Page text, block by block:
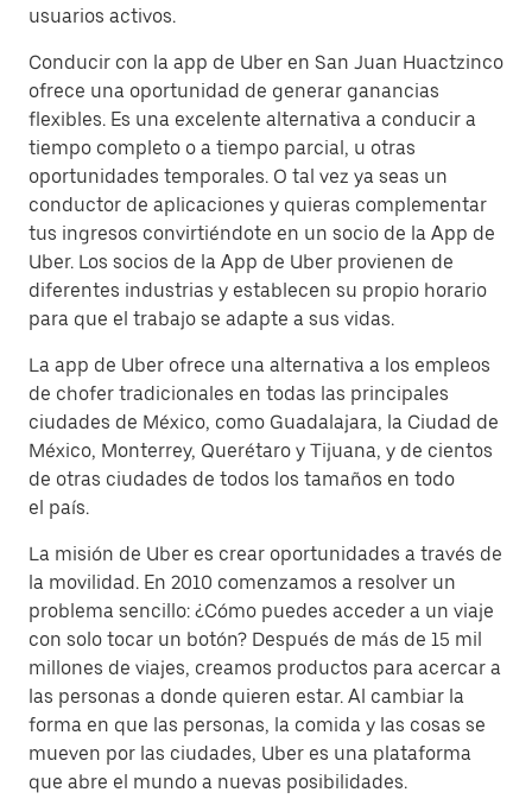
usuarios activos.
Conducir con la app de Uber en San Juan Huactzinco
ofrece una oportunidad de generar ganancias
flexibles. Es una excelente alternativa a conducir a
tiempo completo o a tiempo parcial, u otras
oportunidades temporales. O tal vez ya seas un
conductor de aplicaciones y quieras complementar
tus ingresos convirtiéndote en un socio de la App de
Uber. Los socios de la App de Uber provienen de
diferentes industrias y establecen su propio horario
para que el trabajo se adapte a sus vidas.
La app de Uber ofrece una alternativa a los empleos
de chofer tradicionales en todas las principales
ciudades de México, como Guadalajara, la Ciudad de
México, Monterrey, Querétaro y Tijuana, y de cientos
de otras ciudades de todos los tamaños en todo
el país.
La misión de Uber es crear oportunidades a través de
la movilidad. En 2010 comenzamos a resolver un
problema sencillo: ¿Cómo puedes acceder a un viaje
con solo tocar un botón? Después de más de 15 mil
millones de viajes, creamos productos para acercar a
las personas a donde quieren estar. Al cambiar la
forma en que las personas, la comida y las cosas se
mueven por las ciudades, Uber es una plataforma
que abre el mundo a nuevas posibilidades.